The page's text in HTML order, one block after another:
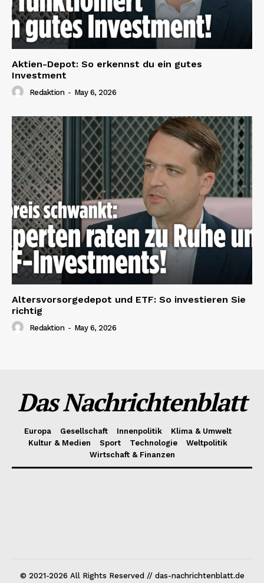
Aktien-Depot: So erkennst du ein gutes
Investment
Redaktion - May 6, 2026
Altersvorsorgedepot und ETF: So investieren Sie
richtig
Redaktion - May 6, 2026
Das Nachrichtenblatt
Europa Gesellschaft Innenpolitik
Klima & Umwelt
Kultur & Medien
Sport Technologie
Weltpolitik
Wirtschaft & Finanzen
© 2021-2026 All Rights Reserved // das-nachrichtenblatt.de